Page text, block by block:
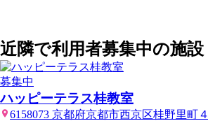
近隣で利用者募集中の施設
募集中
ハッピーテラス桂教室
6158073 京都府京都市西京区桂野里町